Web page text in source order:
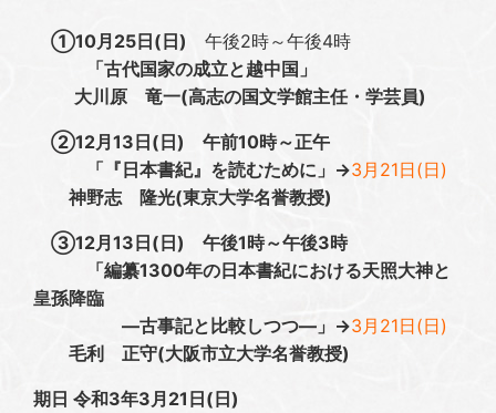
①10月25日(日) 午後2時～午後4時
「古代国家の成立と越中国」
大川原 竜一(高志の国文学館主任・学芸員)
②12月13日(日)
午前10時～正午
「『日本書紀』を読むために」→3月21日(日)
神野志 隆光(東京大学名誉教授)
③12月13日(日)
午後1時～午後3時
「編纂1300年の日本書紀における天照大神と
皇孫降臨
―古事記と比較しつつ―」→3月21日(日)
毛利 正守(大阪市立大学名誉教授)
期日 令和3年3月21日(日)